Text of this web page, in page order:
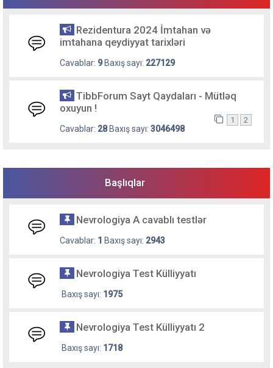
Rezidentura 2024 İmtahan və
imtahana qeydiyyat tarixləri
Cavablar: 9Baxış sayı: 227129
TibbForum Sayt Qaydaları - Mütləq
oxuyun !
Cavablar: 28Baxış sayı: 3046498
1 2
Başlıqlar
Nevrologiya A cavablı testlər
Cavablar: 1 Baxış sayı: 2943
Nevrologiya Test Külliyyatı
Baxış sayı: 1975
Nevrologiya Test Külliyyatı 2
Baxış sayı: 1718